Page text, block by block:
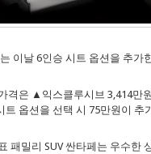
이날 6인승 시트 옵션을 추가
격은 ▲익스클루시브 3,414만
트 옵션을 선택 시 75만원이
패밀리 SUV 싼타페는 우수한